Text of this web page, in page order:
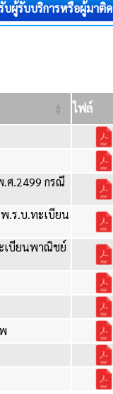
ผู้รับบริการหรือผู้มาติ
ไฟล์
ศ.2499 กรณี
.ร.บ.ทะเบียน
เบียนพาณิชย์